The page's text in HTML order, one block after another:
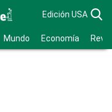
Edición USA
Mundo Economía